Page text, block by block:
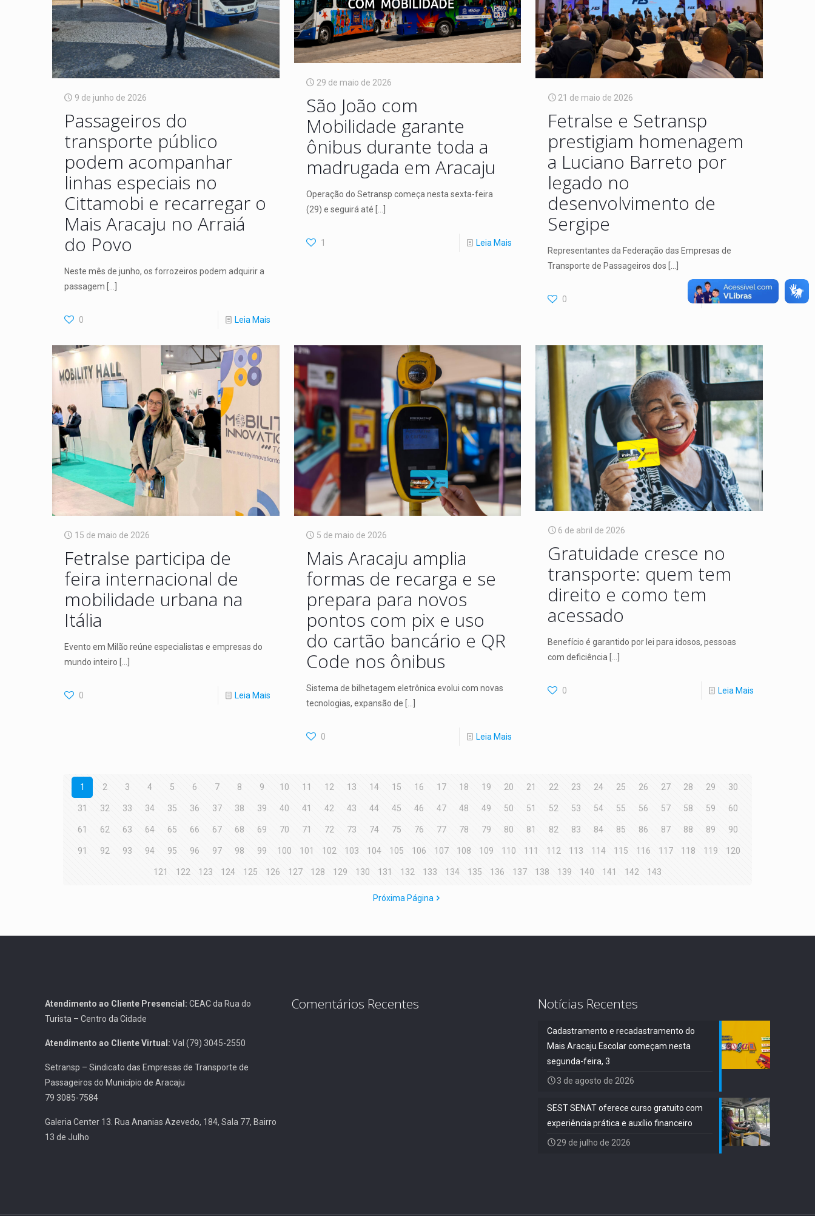
9 de junho de 2026
Passageiros do
transporte público
podem acompanhar
linhas especiais no
Cittamobi e recarregar o
Mais Aracaju no Arraiá
do Povo
Neste mês de junho, os forrozeiros podem adquirir a
passagem
0 Leia Mais
29 de maio de 2026
São João com
Mobilidade garante
ônibus durante toda a
madrugada em Aracaju
Operação do Setransp começa nesta sexta-feira
(29) e seguirá até […]
1 Leia Mais
21 de maio de 2026
Fetralse e Setransp
prestigiam homenagem
a Luciano Barreto por
legado no
desenvolvimento de
Sergipe
Representantes da Federação das Empresas de
Transporte de Passageiros dos
0 Leia Mais
15 de maio de 2026
Fetralse participa de
feira internacional de
mobilidade urbana na
Itália
Evento em Milão reúne especialistas e empresas do
mundo inteiro
0 Leia Mais
5 de maio de 2026
Mais Aracaju amplia
formas de recarga e se
prepara para novos
pontos com pix e uso
do cartão bancário e QR
Code nos ônibus
Sistema de bilhetagem eletrônica evolui com novas
tecnologias, expansão de
0 Leia Mais
6 de abril de 2026
Gratuidade cresce no
transporte: quem tem
direito e como tem
acessado
Benefício é garantido por lei para idosos, pessoas
com deficiência […]
0 Leia Mais
1 2 3 4 5 6 7 8 9 10 11 12 13 14 15 16 17 18 19 20 21 22 23 24 25 26 27 28 29 30
31 32 33 34 35 36 37 38 39 40 41 42 43 44 45 46 47 48 49 50 51 52 53 54 55 56 57 58 59 60
61 62 63 64 65 66 67 68 69 70 71 72 73 74 75 76 77 78 79 80 81 82 83 84 85 86 87 88 89 90
91 92 93 94 95 96 97 98 99 100 101 102 103 104 105 106 107 108 109 110 111 112 113 114 115 116 117 118 119 120
121 122 123 124 125 126 127 128 129 130 131 132 133 134 135 136 137 138 139 140 141 142 143
Próxima Página
Atendimento ao Cliente Presencial: CEAC da Rua do
Turista – Centro da Cidade
Atendimento ao Cliente Virtual: Val (79) 3045-2550
Setransp – Sindicato das Empresas de Transporte de
Passageiros do Município de Aracaju
79 3085-7584
Galeria Center 13. Rua Ananias Azevedo, 184, Sala 77, Bairro
13 de Julho
Comentários Recentes Notícias Recentes
Cadastramento e recadastramento do
Mais Aracaju Escolar começam nesta
segunda-feira, 3
3 de agosto de 2026
SEST SENAT oferece curso gratuito com
experiência prática e auxílio financeiro
29 de julho de 2026